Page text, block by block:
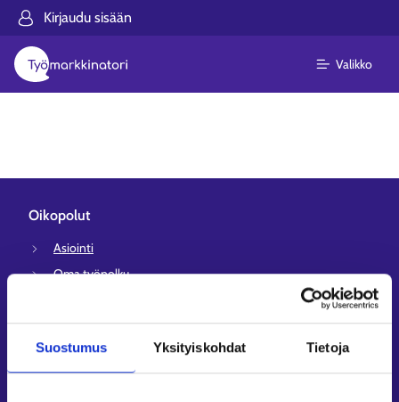
Suostumus Yksityiskohdat Tietoja
Kirjaudu sisään
Valikko
Oikopolut
Asiointi
Oma työpolku
Avoimet työpaikat
Tietoa muilla kielillä